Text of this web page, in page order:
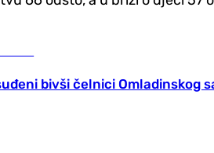
bivši čelnici Omladinskog